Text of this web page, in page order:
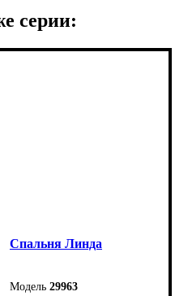
серии:
Спальня Линда
29963